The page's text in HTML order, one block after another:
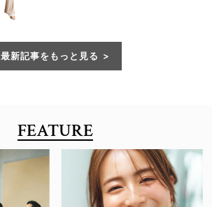
最新記事をもっと見る
FEATURE